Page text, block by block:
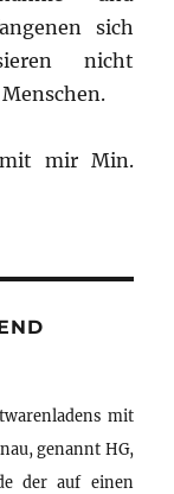
sich
nicht
mir Min.
mit
genannt HG,
der auf einen